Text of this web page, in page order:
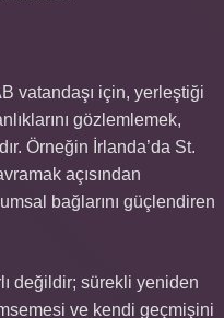
vatandaşı için, yerleştiği
gözlemlemek,
Örneğin İrlanda’da St.
açısından
bağlarını güçlendiren
değildir; sürekli yeniden
ve kendi geçmişini